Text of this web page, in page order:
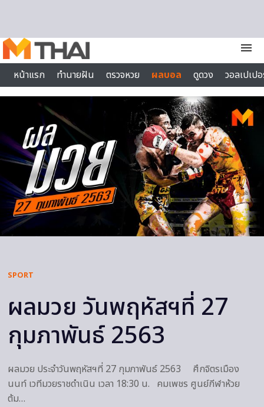
menu
หน้าแรก
ทำนายฝัน ตรวจหวย ผลบอล ดูดวง
วอลเปเป
ไลฟ์สไตล์
SPORT
ผลมวย วันพฤหัสฯที่ 27
กุมภาพันธ์ 2563
ผลมวย ประจำวันพฤหัสฯที่ 27 กุมภาพันธ์ 2563 ศึกจิตรเมือง
นนท์ เวทีมวยราชดำเนิน เวลา 18:30 น. คมเพชร ศูนย์กีฬาห้วย
ต้ม…